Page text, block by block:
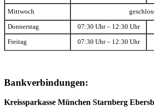
Mittwoch
Donnerstag 07:30 Uhr – 12:30 Uhr
Freitag 07:30 Uhr – 12:30 Uhr
Bankverbindungen:
Kreissparkasse München Starnberg